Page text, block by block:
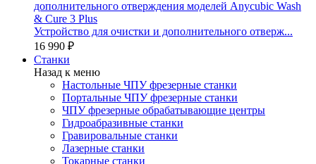
Устройство для очистки и дополнительного отверж...
16 990 ₽
Станки
Назад к меню
Настольные ЧПУ фрезерные станки
Портальные ЧПУ фрезерные станки
ЧПУ фрезерные обрабатывающие центры
Гидроабразивные станки
Гравировальные станки
Лазерные станки
Токарные станки